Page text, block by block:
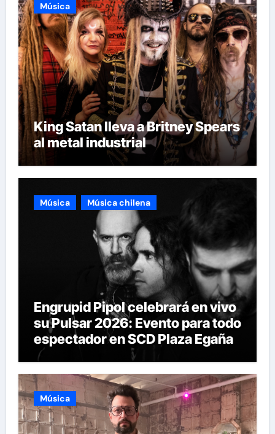
Música
King Satan lleva a Britney Spears
al metal industrial
Música Música chilena
Engrupid Pipol celebrará en vivo
su Pulsar 2026: Evento para todo
espectador en SCD Plaza Egaña
Música